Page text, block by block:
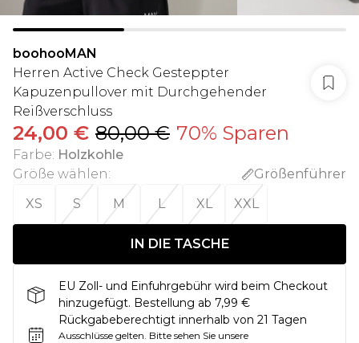
boohooMAN
Herren Active Check Gesteppter
Kapuzenpullover mit Durchgehender
Reißverschluss
24,00 € 80,00 € 70% Sparen
Farbe: Holzkohle
Größe wählen:
Größenführer
XS
S M L XL XXL
IN DIE TASCHE
EU Zoll- und Einfuhrgebühr wird beim Checkout
hinzugefügt. Bestellung ab 7,99 €
Rückgabeberechtigt innerhalb von 21 Tagen
Ausschlüsse gelten. Bitte sehen Sie unsere